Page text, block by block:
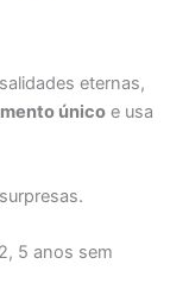
eternas,
único e usa
5 anos sem